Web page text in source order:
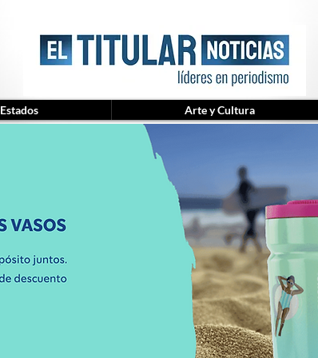
Estados Arte y Cultura